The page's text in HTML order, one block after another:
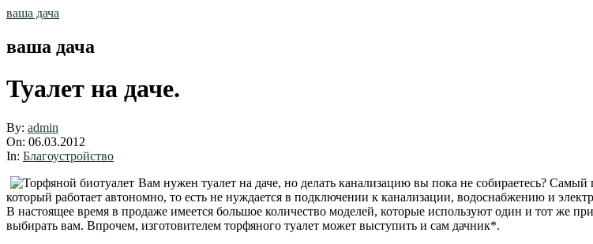
Skip
ваша дача
ваша дача
Туалет на даче.
By: admin
On: 06.03.2012
In: Благоустройство
Вам нужен туалет на даче, но делать канализацию вы пока не собираетесь?
который работает автономно, то есть не нуждается в подключении к канализации, водоснабжению и
В настоящее время в продаже имеется большое количество моделей, которые используют один и тот же
выбирать вам. Впрочем, изготовителем торфяного туалет может выступить и сам дачник*.